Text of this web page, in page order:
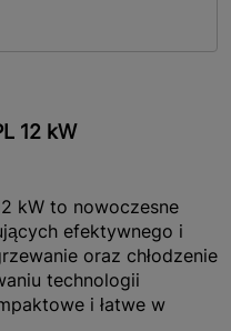
12 kW
kW to nowoczesne
efektywnego i
oraz chłodzenie
technologii
i łatwe w